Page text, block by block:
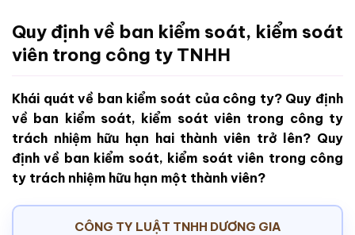
Quy định về ban kiểm soát, kiểm soát
viên trong công ty TNHH
Khái quát về ban kiểm soát của công ty? Quy định
về ban kiểm soát, kiểm soát viên trong công ty
trách nhiệm hữu hạn hai thành viên trở lên? Quy
định về ban kiểm soát, kiểm soát viên trong công
ty trách nhiệm hữu hạn một thành viên?
CÔNG TY LUẬT TNHH DƯƠNG GIA